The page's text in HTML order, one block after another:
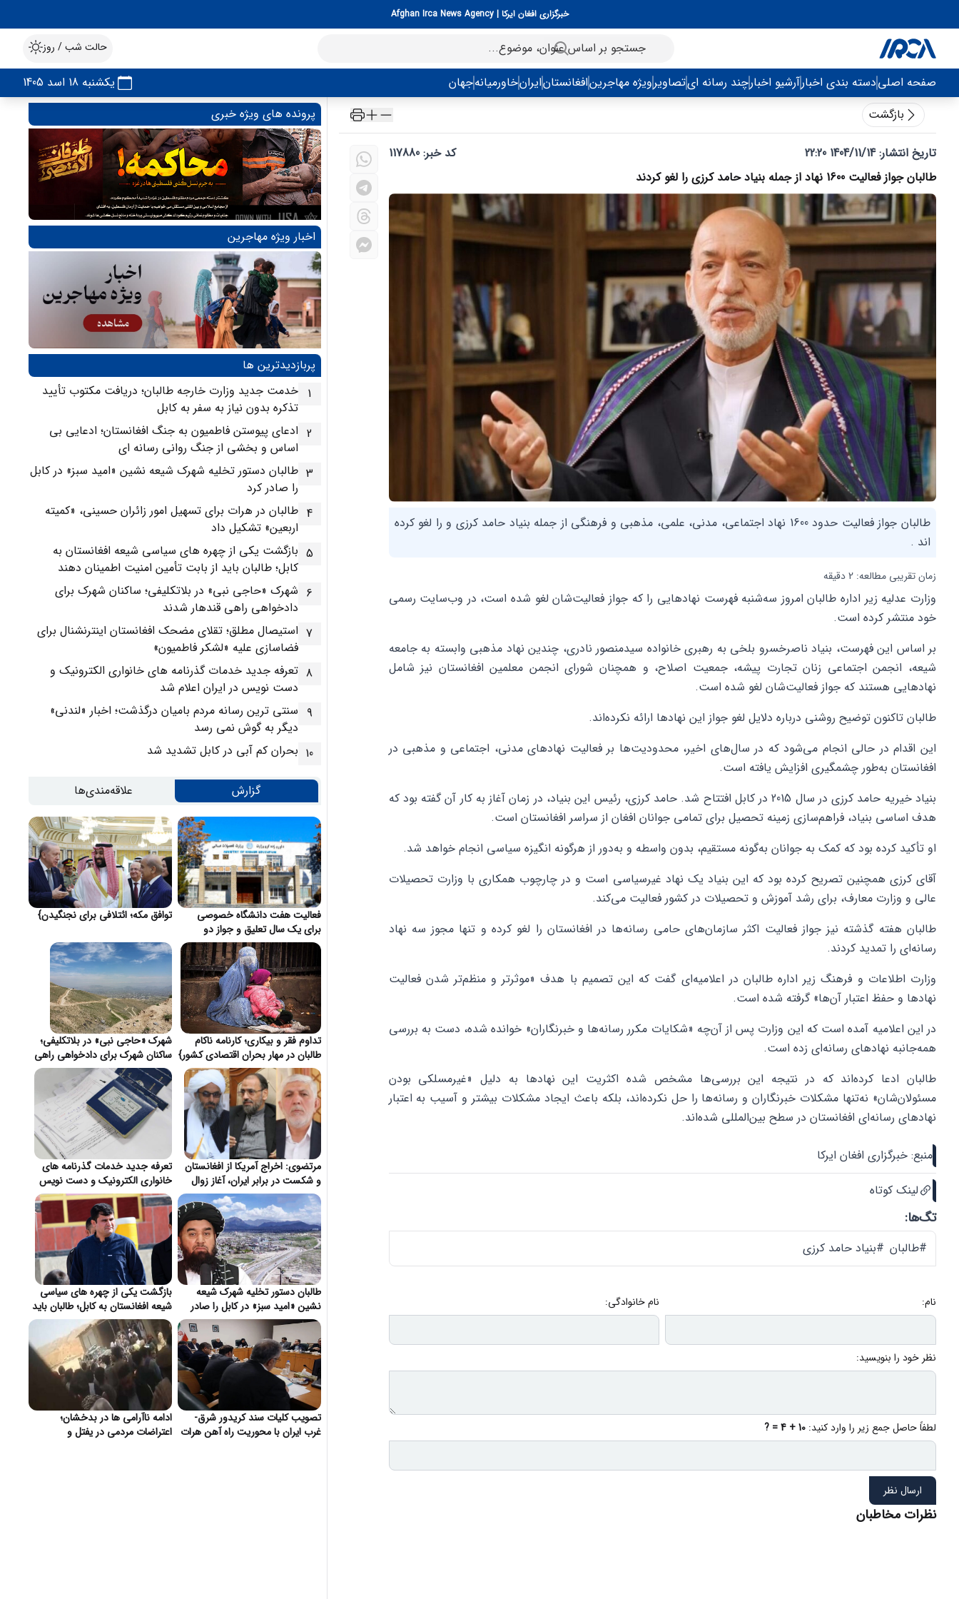
خبرگزاری افغان ایرکا | Afghan Irca News Agency
حالت شب / روز
صفحه اصلیدسته بندی اخبارآرشیو اخبارچند رسانه ایتصاویرویژه مهاجرینافغانستانایرانخاورمیانهجهان
یکشنبه 18 اسد 1405
بازگشت
تاریخ انتشار:1404/11/14 22:20
کد خبر: 117880
طالبان جواز فعالیت 1600 نهاد از جمله بنیاد حامد کرزی را لغو کردند
طالبان جواز فعالیت حدود 1600 نهاد اجتماعی، مدنی، علمی، مذهبی و فرهنگی از جمله بنیاد حامد کرزی و را لغو کرده
اند .
زمان تقریبی مطالعه: 2 دقیقه
وزارت عدلیه زیر اداره طالبان امروز سه‌شنبه فهرست نهادهایی را که جواز فعالیت‌شان لغو شده است، در وب‌سایت رسمی
خود منتشر کرده است.
بر اساس این فهرست، بنیاد ناصرخسرو بلخی به رهبری خانواده سیدمنصور نادری، چندین نهاد مذهبی وابسته به جامعه
شیعه، انجمن اجتماعی زنان تجارت پیشه، جمعیت اصلاح، و همچنان شورای انجمن معلمین افغانستان نیز شامل
نهادهایی هستند که جواز فعالیت‌شان لغو شده است.
طالبان تاکنون توضیح روشنی درباره دلایل لغو جواز این نهادها ارائه نکرده‌اند.
این اقدام در حالی انجام می‌شود که در سال‌های اخیر، محدودیت‌ها بر فعالیت نهادهای مدنی، اجتماعی و مذهبی در
افغانستان به‌طور چشمگیری افزایش یافته است.
بنیاد خیریه حامد کرزی در سال 2015 در کابل افتتاح شد. حامد کرزی، رئیس این بنیاد، در زمان آغاز به کار آن گفته بود که
هدف اساسی بنیاد، فراهم‌سازی زمینه تحصیل برای تمامی جوانان افغان از سراسر افغانستان است.
او تأکید کرده بود که کمک به جوانان به‌گونه مستقیم، بدون واسطه و به‌دور از هرگونه انگیزه سیاسی انجام خواهد شد.
آقای کرزی همچنین تصریح کرده بود که این بنیاد یک نهاد غیرسیاسی است و در چارچوب همکاری با وزارت تحصیلات
عالی و وزارت معارف، برای رشد آموزش و تحصیلات در کشور فعالیت می‌کند.
طالبان هفته گذشته نیز جواز فعالیت اکثر سازمان‌های حامی رسانه‌ها در افغانستان را لغو کرده و تنها مجوز سه نهاد
رسانه‌ای را تمدید کردند.
وزارت اطلاعات و فرهنگ زیر اداره طالبان در اعلامیه‌ای گفت که این تصمیم با هدف «موثرتر و منظم‌تر شدن فعالیت
نهادها و حفظ اعتبار آن‌ها» گرفته شده است.
در این اعلامیه آمده است که این وزارت پس از آن‌چه «شکایات مکرر رسانه‌ها و خبرنگاران» خوانده شده، دست به بررسی
همه‌جانبه نهادهای رسانه‌ای زده است.
طالبان ادعا کرده‌اند که در نتیجه این بررسی‌ها مشخص شده اکثریت این نهادها به دلیل «غیرمسلکی بودن
مسئولان‌شان» نه‌تنها مشکلات خبرنگاران و رسانه‌ها را حل نکرده‌اند، بلکه باعث ایجاد مشکلات بیشتر و آسیب به اعتبار
نهادهای رسانه‌ای افغانستان در سطح بین‌المللی شده‌اند.
منبع: خبرگزاری افغان ایرکا
لینک کوتاه
تگ‌ها:
#طالبان #بنیاد حامد کرزی
نام: نام خانوادگی:
نظر خود را بنویسید:
لطفاً حاصل جمع زیر را وارد کنید: 10 + 4 = ?
ارسال نظر
نظرات مخاطبان
پرونده های ویژه خبری
اخبار ویژه مهاجرین
پربازدیدترین ها
1 خدمت جدید وزارت خارجه طالبان؛ دریافت مکتوب تأیید
تذکره بدون نیاز به سفر به کابل
2 ادعای پیوستن فاطمیون به جنگ افغانستان؛ ادعایی بی
اساس و بخشی از جنگ روانی رسانه ای
3 طالبان دستور تخلیه شهرک شیعه نشین «امید سبز» در کابل
را صادر کرد
4 طالبان در هرات برای تسهیل امور زائران حسینی، «کمیته
اربعین» تشکیل داد
5 بازگشت یکی از چهره های سیاسی شیعه افغانستان به
کابل؛ طالبان باید از بابت تأمین امنیت اطمینان دهند
6 شهرک «حاجی نبی» در بلاتکلیفی؛ ساکنان شهرک برای
دادخواهی راهی قندهار شدند
7 استیصال مطلق؛ تقلای مضحک افغانستان اینترنشنال برای
فضاسازی علیه «لشکر فاطمیون»
8 تعرفه جدید خدمات گذرنامه های خانواری الکترونیک و
دست نویس در ایران اعلام شد
9 سنتی ترین رسانه مردم بامیان درگذشت؛ اخبار «لندنی»
دیگر به گوش نمی رسد
10 بحران کم آبی در کابل تشدید شد
گزارش علاقه‌مندی‌ها
فعالیت هفت دانشگاه خصوصی
برای یک سال تعلیق و جواز دو
دانشگاه لغو شد}
توافق مکه؛ ائتلافی برای نجنگیدن}
تداوم فقر و بیکاری؛ کارنامه ناکام
طالبان در مهار بحران اقتصادی کشور}
شهرک «حاجی نبی» در بلاتکلیفی؛
ساکنان شهرک برای دادخواهی راهی
قندهار شدند}
مرتضوی: اخراج آمریکا از افغانستان
و شکست در برابر ایران، آغاز زوال
هژمونی واشنگتن}
تعرفه جدید خدمات گذرنامه های
خانواری الکترونیک و دست نویس
در ایران اعلام شد}
طالبان دستور تخلیه شهرک شیعه
نشین «امید سبز» در کابل را صادر
کرد}
بازگشت یکی از چهره های سیاسی
شیعه افغانستان به کابل؛ طالبان باید
از بابت تأمین امنیت اطمینان دهند}
تصویب کلیات سند کریدور شرق-
غرب ایران با محوریت راه آهن هرات
ادامه ناآرامی ها در بدخشان؛
اعتراضات مردمی در یفتل و